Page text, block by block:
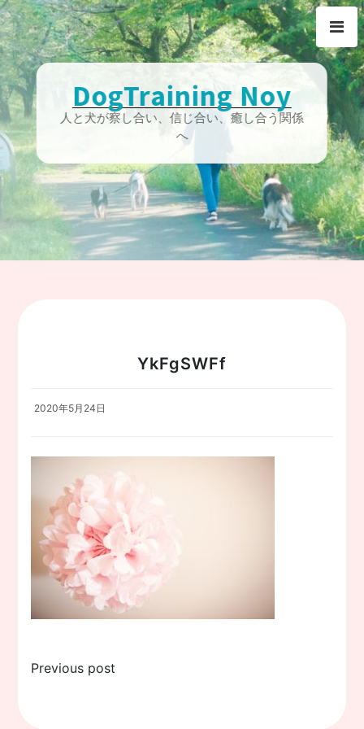
Skip
to
content
DogTraining Noy
人と犬が察し合い、信じ合い、癒し合う関係
へ
YkFgSWFf
2020年5月24日
投
Previous post